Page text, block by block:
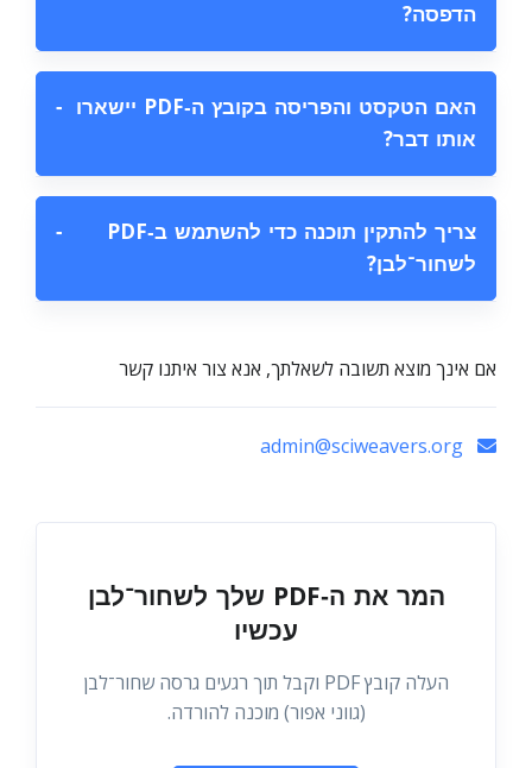
הדפסה?
האם הטקסט והפריסה בקובץ ה‑PDF יישארו
אותו דבר?
−
צריך להתקין תוכנה כדי להשתמש ב‑PDF
לשחור־לבן?
−
אם אינך מוצא תשובה לשאלתך, אנא צור איתנו קשר
המר את ה‑PDF שלך לשחור־לבן
עכשיו
העלה קובץ PDF וקבל תוך רגעים גרסה שחור־לבן
(גווני אפור) מוכנה להורדה.